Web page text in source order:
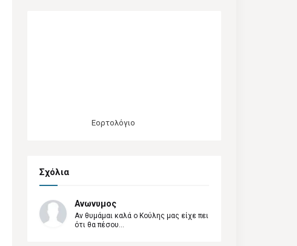
Εορτολόγιο
Σχόλια
Ανωνυμος
Αν θυμάμαι καλά ο Κούλης μας είχε πει
ότι θα πέσου...